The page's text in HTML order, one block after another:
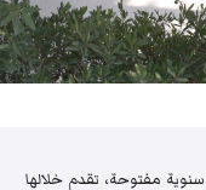
مفتوحة، تقدم خلالها